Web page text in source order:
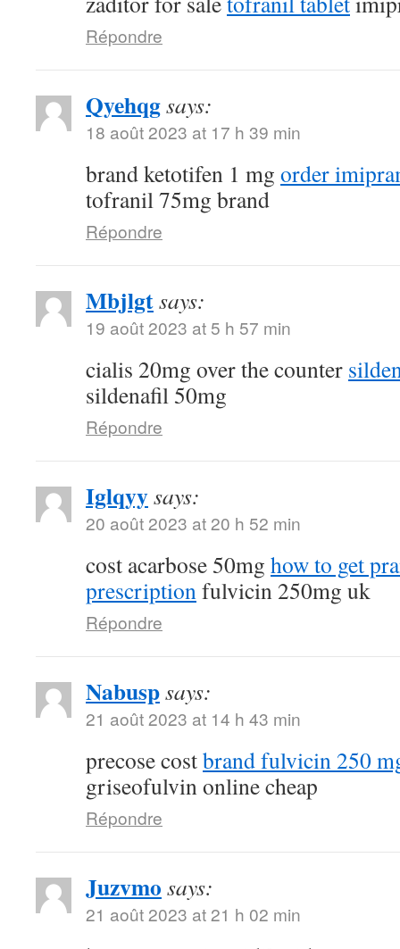
Répondre
Qyehqgsays:
18 août 2023 at 17 h 39 min
brand ketotifen 1 mg order
tofranil 75mg brand
Répondre
Mbjlgtsays:
19 août 2023 at 5 h 57 min
cialis 20mg over the counter
sildenafil 50mg
Répondre
Iglqyysays:
20 août 2023 at 20 h 52 min
cost acarbose 50mg how to get
prescriptionfulvicin 250mg uk
Répondre
Nabuspsays:
21 août 2023 at 14 h 43 min
precose costbrand fulvicin 250
griseofulvin online cheap
Répondre
Juzvmo says:
21 août 2023 at 21 h 02 min